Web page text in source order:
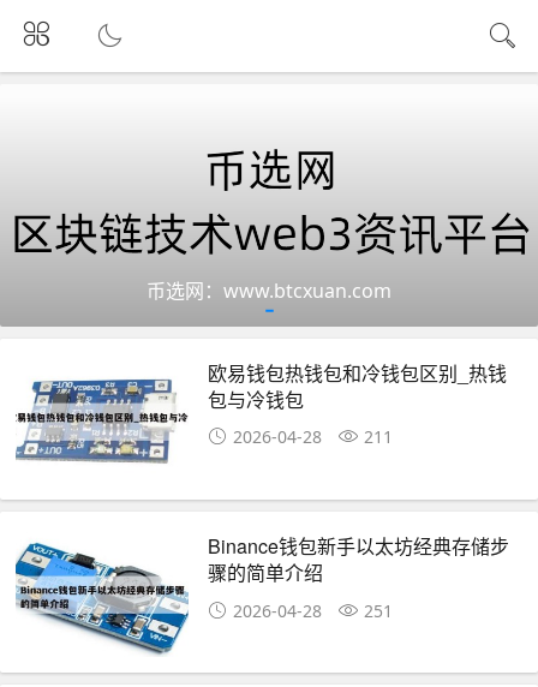
币选网：www.btcxuan.com
欧易钱包热钱包和冷钱包区别_热钱
包与冷钱包
2026-04-28 211
Binance钱包新手以太坊经典存储步
骤的简单介绍
2026-04-28 251